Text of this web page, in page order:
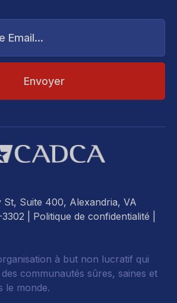
Suite 400, Alexandria, VA
| Politique de confidentialité
à but non lucratif qui
communautés sûres, saines et
le monde.